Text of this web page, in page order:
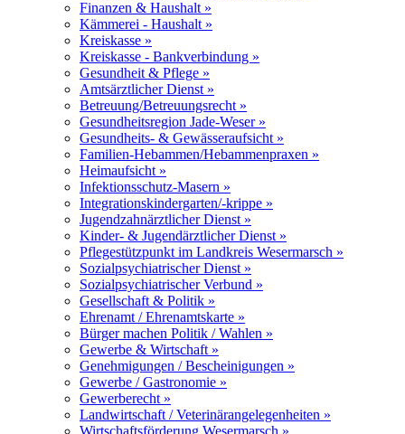
Finanzen & Haushalt »
Kämmerei - Haushalt »
Kreiskasse »
Kreiskasse - Bankverbindung »
Gesundheit & Pflege »
Amtsärztlicher Dienst »
Betreuung/Betreuungsrecht »
Gesundheitsregion Jade-Weser »
Gesundheits- & Gewässeraufsicht »
Familien-Hebammen/Hebammenpraxen »
Heimaufsicht »
Infektionsschutz-Masern »
Integrationskindergarten/-krippe »
Jugendzahnärztlicher Dienst »
Kinder- & Jugendärztlicher Dienst »
Pflegestützpunkt im Landkreis Wesermarsch »
Sozialpsychiatrischer Dienst »
Sozialpsychiatrischer Verbund »
Gesellschaft & Politik »
Ehrenamt / Ehrenamtskarte »
Bürger machen Politik / Wahlen »
Gewerbe & Wirtschaft »
Genehmigungen / Bescheinigungen »
Gewerbe / Gastronomie »
Gewerberecht »
Landwirtschaft / Veterinärangelegenheiten »
Wirtschaftsförderung Wesermarsch »